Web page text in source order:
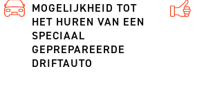
MOGELIJKHEID TOT
HET HUREN VAN EEN
SPECIAAL
GEPREPAREERDE
DRIFTAUTO